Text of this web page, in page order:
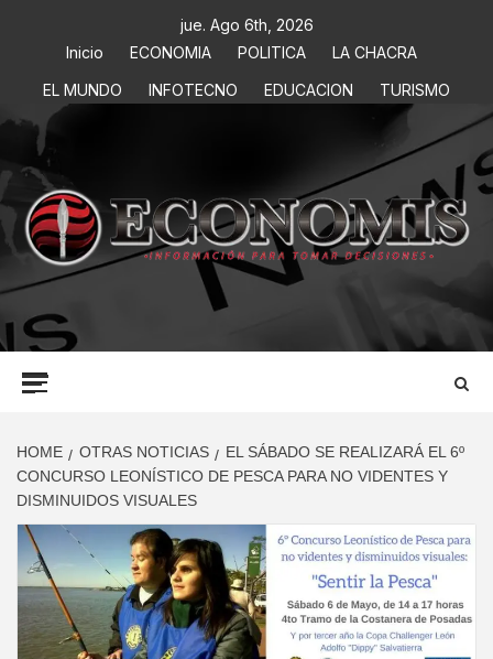
jue. Ago 6th, 2026
Inicio
ECONOMIA POLITICA
LA CHACRA
EL MUNDO
INFOTECNO EDUCACION TURISMO
ECONOMIS
INFORMACIÓN PARA TOMAR DECISIONES
HOME OTRAS NOTICIAS
EL SÁBADO SE REALIZARÁ EL 6º
CONCURSO LEONÍSTICO DE PESCA PARA NO VIDENTES Y
DISMINUIDOS VISUALES